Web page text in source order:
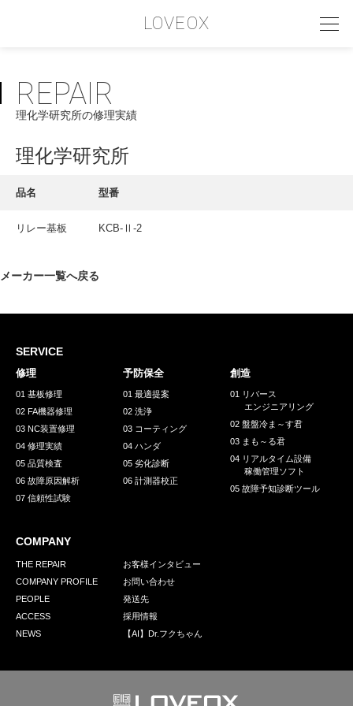
LOVEOX
PHILOSOPHY
フィロソフィー
COMPANY PROFILE
INTERVIEW
採用情報
GREEN CHALLENGE
環境への取り組み
お問い合わせ 発送先
REPAIR
理化学研究所の修理実績
理化学研究所
品名 型番
リレー基板 KCB-Ⅱ-2
メーカー一覧へ戻る
SERVICE
修理
01 基板修理
02 FA機器修理
03 NC装置修理
04 修理実績
05 品質検査
06 故障原因解析
07 信頼性試験
予防保全
01 最適提案
02 洗浄
03 コーティング
04 ハンダ
05 劣化診断
06 計測器校正
創造
01 リバース
エンジニアリング
02 盤盤冷ま～す君
03 まも～る君
04 リアルタイム設備
稼働管理ソフト
05 故障予知診断ツール
COMPANY
THE REPAIR
COMPANY PROFILE
PEOPLE
ACCESS
NEWS
お客様インタビュー
お問い合わせ
発送先
採用情報
【AI】Dr.フクちゃん